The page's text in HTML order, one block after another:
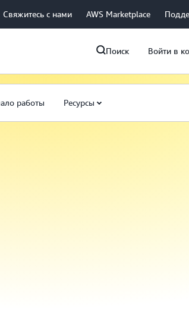
Свяжитесь с нами AWS Marketplace
Поиск Войти в
работы Ресурсы